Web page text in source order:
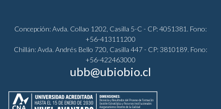
Concepción: Avda. Collao 1202, Casilla 5-C - CP: 4051381. Fono:
+56-413111200
Chillán: Avda. Andrés Bello 720, Casilla 447 - CP: 3810189. Fono:
+56-422463000
ubb@ubiobio.cl